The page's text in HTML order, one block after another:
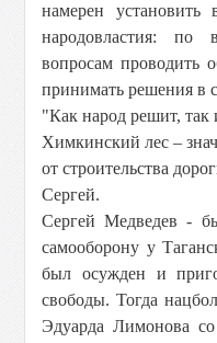
намерен установить
народовластия: по
вопросам проводить
принимать решения в
"Как народ решит, так
Химкинский лес –
от строительства
Сергей.
Сергей Медведев -
самооборону у
был осужден и
свободы. Тогда
Эдуарда Лимонова